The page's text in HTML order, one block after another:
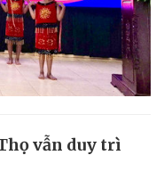
vẫn duy trì